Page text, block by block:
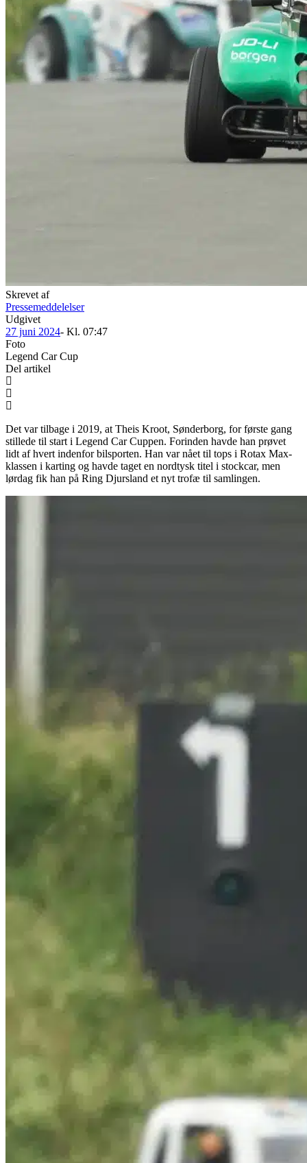
Skrevet af
Pressemeddelelser
Udgivet
27 juni 2024- Kl. 07:47
Foto
Legend Car Cup
Del artikel
Det var tilbage i 2019, at Theis Kroot, Sønderborg, for første gang
stillede til start i Legend Car Cuppen. Forinden havde han prøvet
lidt af hvert indenfor bilsporten. Han var nået til tops i Rotax Max-
klassen i karting og havde taget en nordtysk titel i stockcar, men
lørdag fik han på Ring Djursland et nyt trofæ til samlingen.